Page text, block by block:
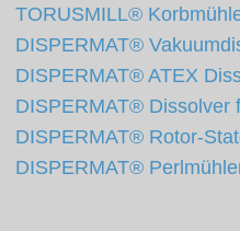
TORUSMILL®
DISPERMAT®
DISPERMAT® ATEX
DISPERMAT® Dissolver
DISPERMAT® Rotor-
DISPERMAT®